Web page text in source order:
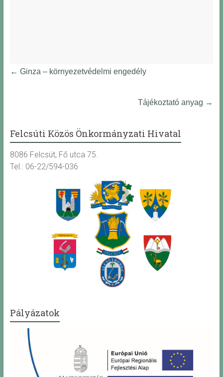
← Ginza – környezetvédelmi engedély
Tájékoztató anyag →
Felcsúti Közös Önkormányzati Hivatal
8086 Felcsút, Fő utca 75.
Tel.: 06-22/594-036
Pályázatok